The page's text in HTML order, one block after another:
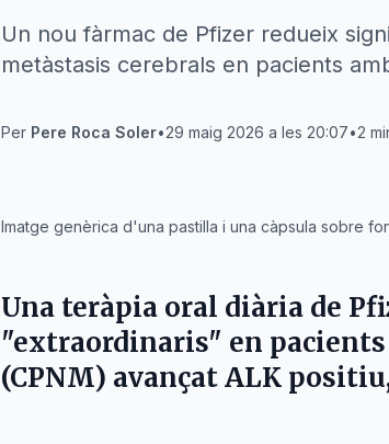
Un nou fàrmac de Pfizer redueix
metàstasis cerebrals en pacients
Per Pere Roca Soler•29 maig 2026 a les 20:07•2
Imatge genèrica d'una pastilla i una càpsula sobre
Una teràpia oral diària de
"extraordinaris" en
(CPNM) avançat ALK